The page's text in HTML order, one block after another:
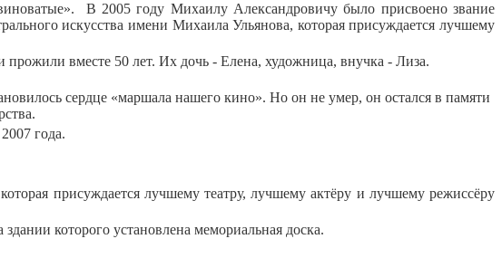
В 2005 году Михаилу Александровичу было присвоено звание
искусства имени Михаила Ульянова, которая присуждается лучшему
прожили вместе 50 лет. Их дочь - Елена, художница, внучка - Лиза.
сердце «маршала нашего кино». Но он не умер, он остался в памяти
года.
присуждается лучшему театру, лучшему актёру и лучшему режиссёру
которого установлена мемориальная доска.